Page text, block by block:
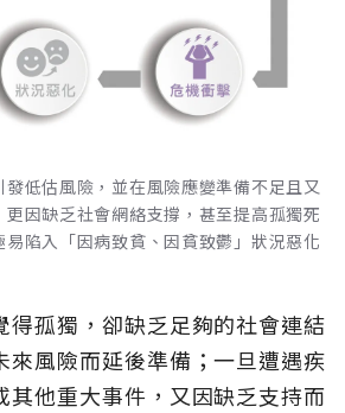
低估風險，並在風險應變準備不足且又
因缺乏社會網絡支撐，甚至提高孤獨死
陷入「因病致貧、因貧致鬱」狀況惡化
得孤獨，卻缺乏足夠的社會連結
來風險而延後準備；一旦遭遇疾
其他重大事件，又因缺乏支持而